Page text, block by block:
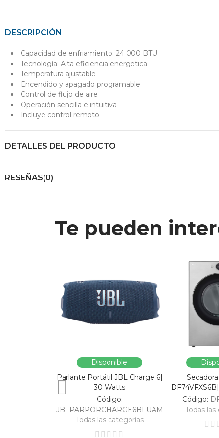
DESCRIPCIÓN
Capacidad de enfriamiento: 24 000 BTU
Tecnología: Alta eficiencia energetica
Temperatura ajustable
Encendido y apagado programable
Control de flujo de aire
Operación sencilla e intuitiva
Incluye control remoto
DETALLES DEL PRODUCTO
RESEÑAS(0)
Te pueden
Disponible
Parlante Portátil JBL Charge 6|
30 Watts
Código:
JBLPARPORCHARGE6BLUAM
Todas las categorías
Código:
Todas